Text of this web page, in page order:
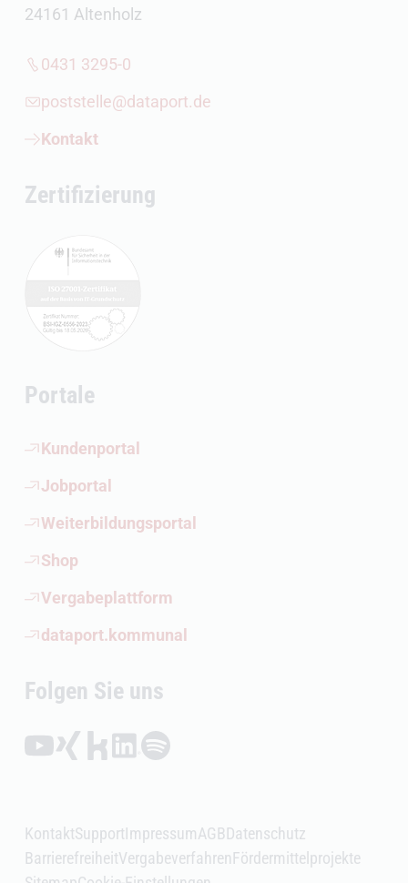
24161 Altenholz
0431 3295-0
poststelle@dataport.de
Kontakt
Zertifizierung
Portale
Kundenportal
(Öffnet externen Link)
Jobportal
(Öffnet externen Link)
Weiterbildungsportal
(Öffnet externen Link)
Shop
(Öffnet externen Link)
Vergabeplattform
(Öffnet externen Link)
dataport.kommunal
(Öffnet externen Link)
Folgen Sie uns
Folgen auf YouTube (Öffnet externen Link)
Folgen auf Xing (Öffnet externen Link)
Folgen auf Kununu (Öffnet externen Link)
Folgen auf LinkedIn (Öffnet externen Link)
Folgen auf Spotify (Öffnet externen Link)
KontaktSupportImpressumAGBDatenschutz
BarrierefreiheitVergabeverfahrenFördermittelprojekte